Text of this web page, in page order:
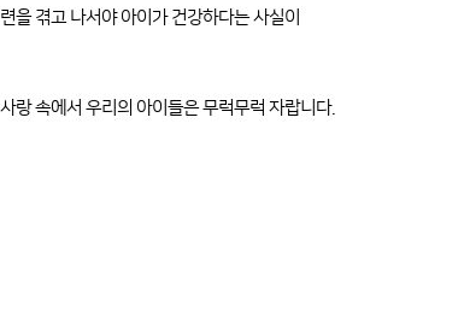
을 겪고 나서야 아이가 건강하다는 사실이
랑 속에서 우리의 아이들은 무럭무럭 자랍니다.